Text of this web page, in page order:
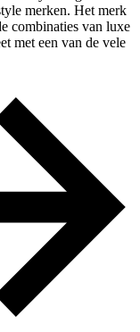
merken. Het merk
combinaties van luxe
met een van de vele